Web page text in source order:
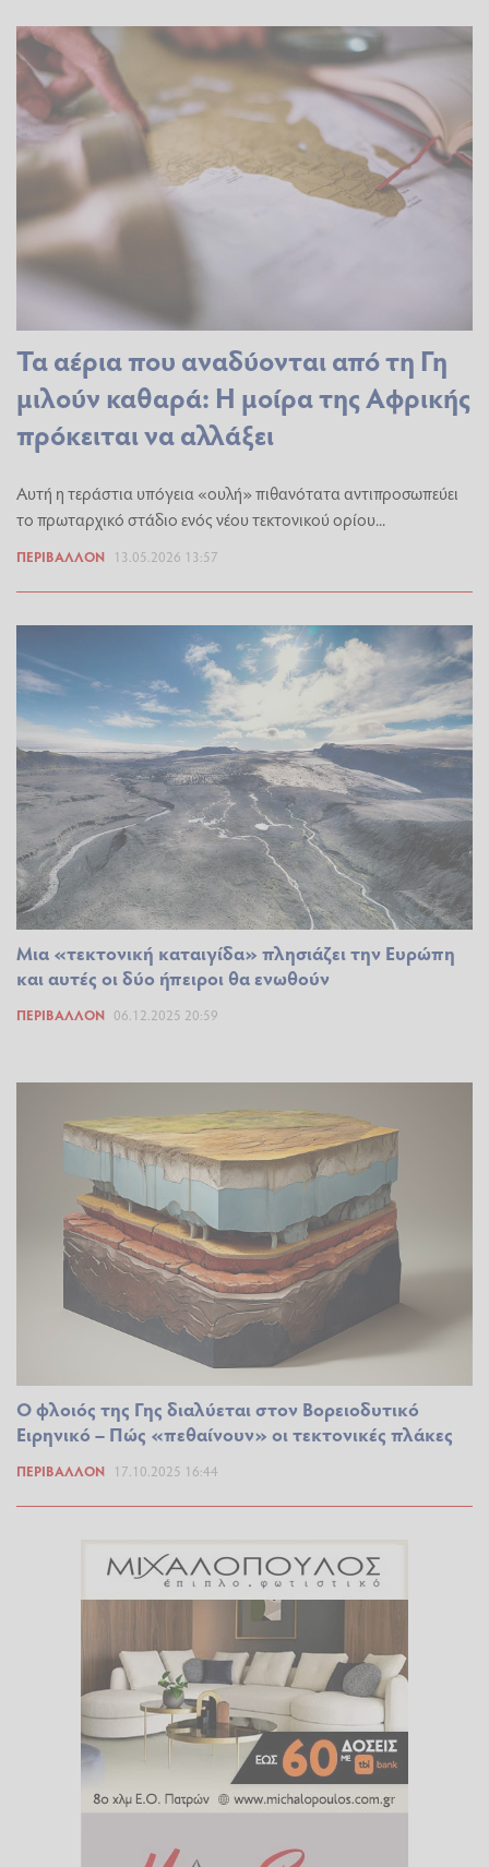
Τα αέρια που αναδύονται από τη Γη
μιλούν καθαρά: Η μοίρα της Αφρικής
πρόκειται να αλλάξει
Αυτή η τεράστια υπόγεια «ουλή» πιθανότατα αντιπροσωπεύει
το πρωταρχικό στάδιο ενός νέου τεκτονικού ορίου...
ΠΕΡΙΒΆΛΛΟΝ 13.05.2026 13:57
Μια «τεκτονική καταιγίδα» πλησιάζει την Ευρώπη
και αυτές οι δύο ήπειροι θα ενωθούν
ΠΕΡΙΒΆΛΛΟΝ 06.12.2025 20:59
Ο φλοιός της Γης διαλύεται στον Βορειοδυτικό
Ειρηνικό – Πώς «πεθαίνουν» οι τεκτονικές πλάκες
ΠΕΡΙΒΆΛΛΟΝ 17.10.2025 16:44